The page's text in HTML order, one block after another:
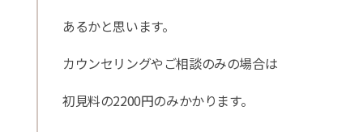
あるかと思います。
カウンセリングやご相談のみの場合は
初見料の2200円のみかかります。